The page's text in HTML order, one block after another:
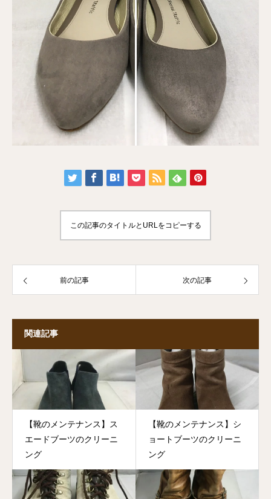
この記事のタイトルとURLをコピーする
前の記事 次の記事
関連記事
【靴のメンテナンス】ス
エードブーツのクリーニ
ング
【靴のメンテナンス】シ
ョートブーツのクリーニ
ング